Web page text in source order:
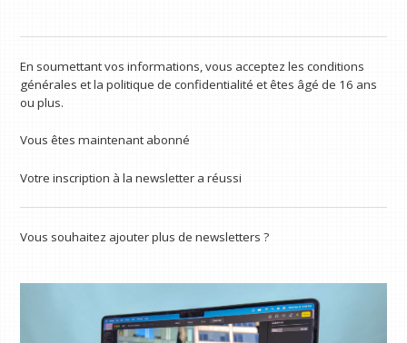
En soumettant vos informations, vous acceptez les conditions
générales et la politique de confidentialité et êtes âgé de 16 ans
ou plus.
Vous êtes maintenant abonné
Votre inscription à la newsletter a réussi
Vous souhaitez ajouter plus de newsletters ?